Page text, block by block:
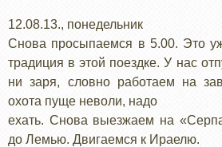
ЦИЛЬМА
12.08.13., понедельник
Снова просыпаемся в 5.00. Это
традиция в этой поездке. У нас
ни заря, словно работаем на
охота пуще неволи, надо
ехать. Снова выезжаем на
до Лемью. Двигаемся к Ираелю.